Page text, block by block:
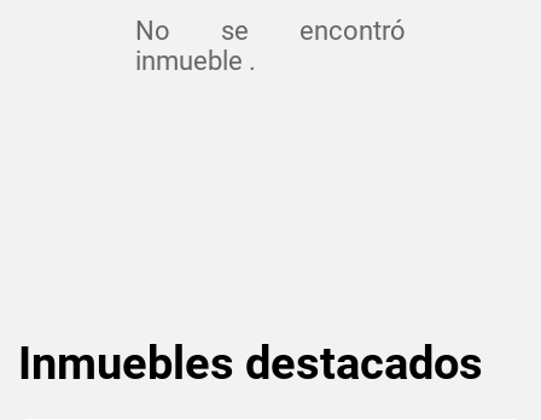
No se encontró
inmueble .
Inmuebles destacados